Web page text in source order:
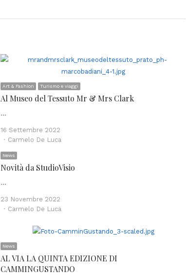
Art & Fashion Turismo e viaggi
Al Museo del Tessuto Mr & Mrs Clark
…
16 Settembre 2022
Author
Carmelo De Luca
News
Novità da StudioVisio
…
23 Novembre 2022
Author
Carmelo De Luca
News
AL VIA LA QUINTA EDIZIONE DI
CAMMINGUSTANDO